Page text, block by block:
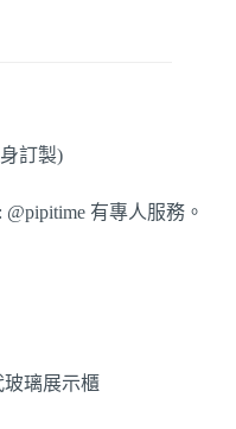
訂製)
有專人服務。
璃展示櫃